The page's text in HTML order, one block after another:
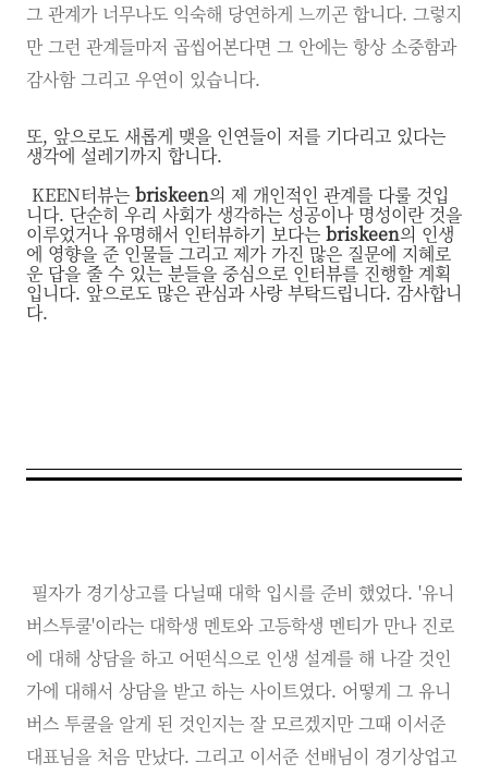
그 관계가 너무나도 익숙해 당연하게 느끼곤 합니다. 그렇지
만 그런 관계들마저 곱씹어본다면 그 안에는 항상 소중함과
감사함 그리고 우연이 있습니다.
또, 앞으로도 새롭게 맺을 인연들이 저를 기다리고 있다는
생각에 설레기까지 합니다.
KEEN터뷰는 briskeen의 제 개인적인 관계를 다룰 것입
니다. 단순히 우리 사회가 생각하는 성공이나 명성이란 것을
이루었거나 유명해서 인터뷰하기 보다는 briskeen의 인생
에 영향을 준 인물들 그리고 제가 가진 많은 질문에 지혜로
운 답을 줄 수 있는 분들을 중심으로 인터뷰를 진행할 계획
입니다. 앞으로도 많은 관심과 사랑 부탁드립니다. 감사합니
다.
필자가 경기상고를 다닐때 대학 입시를 준비 했었다. '유니
버스투쿨'이라는 대학생 멘토와 고등학생 멘티가 만나 진로
에 대해 상담을 하고 어떤식으로 인생 설계를 해 나갈 것인
가에 대해서 상담을 받고 하는 사이트였다. 어떻게 그 유니
버스 투쿨을 알게 된 것인지는 잘 모르겠지만 그때 이서준
대표님을 처음 만났다. 그리고 이서준 선배님이 경기상업고